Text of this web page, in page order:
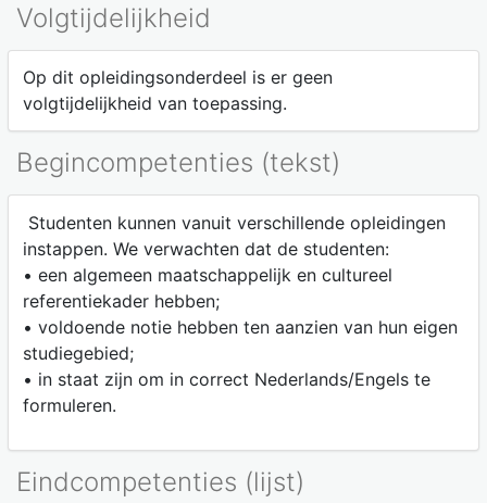
Volgtijdelijkheid
Op dit opleidingsonderdeel is er geen
volgtijdelijkheid van toepassing.
Begincompetenties (tekst)
Studenten kunnen vanuit verschillende opleidingen
instappen. We verwachten dat de studenten:
• een algemeen maatschappelijk en cultureel
referentiekader hebben;
• voldoende notie hebben ten aanzien van hun eigen
studiegebied;
• in staat zijn om in correct Nederlands/Engels te
formuleren.
Eindcompetenties (lijst)